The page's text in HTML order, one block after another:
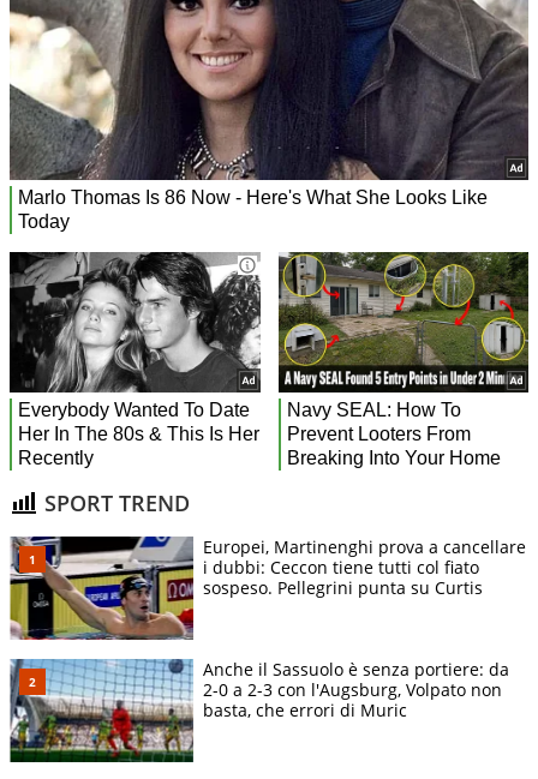
SPORT TREND
Europei, Martinenghi prova a cancellare
i dubbi: Ceccon tiene tutti col fiato
sospeso. Pellegrini punta su Curtis
Anche il Sassuolo è senza portiere: da
2-0 a 2-3 con l'Augsburg, Volpato non
basta, che errori di Muric